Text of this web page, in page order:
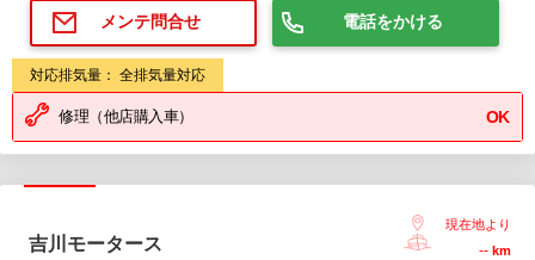
メンテ問合せ 電話をかける
対応排気量： 全排気量対応
修理（他店購入車） OK
吉川モータース
現在地より
-- km